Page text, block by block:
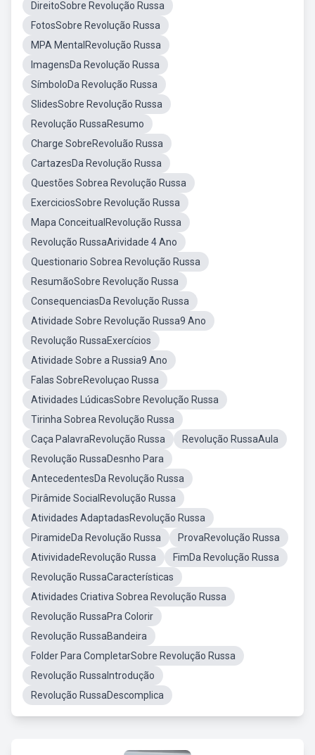
DireitoSobre Revolução Russa
FotosSobre Revolução Russa
MPA MentalRevolução Russa
ImagensDa Revolução Russa
SímboloDa Revolução Russa
SlidesSobre Revolução Russa
Revolução RussaResumo
Charge SobreRevoluão Russa
CartazesDa Revolução Russa
Questões Sobrea Revolução Russa
ExerciciosSobre Revolução Russa
Mapa ConceitualRevolução Russa
Revolução RussaArividade 4 Ano
Questionario Sobrea Revolução Russa
ResumãoSobre Revolução Russa
ConsequenciasDa Revolução Russa
Atividade Sobre Revolução Russa9 Ano
Revolução RussaExercícios
Atividade Sobre a Russia9 Ano
Falas SobreRevoluçao Russa
Atividades LúdicasSobre Revolução Russa
Tirinha Sobrea Revolução Russa
Caça PalavraRevolução Russa
Revolução RussaAula
Revolução RussaDesnho Para
AntecedentesDa Revolução Russa
Pirâmide SocialRevolução Russa
Atividades AdaptadasRevolução Russa
PiramideDa Revolução Russa
ProvaRevolução Russa
AtivividadeRevolução Russa
FimDa Revolução Russa
Revolução RussaCaracterísticas
Atividades Criativa Sobrea Revolução Russa
Revolução RussaPra Colorir
Revolução RussaBandeira
Folder Para CompletarSobre Revolução Russa
Revolução RussaIntrodução
Revolução RussaDescomplica